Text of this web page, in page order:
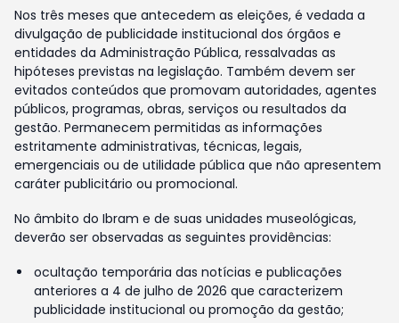
Nos três meses que antecedem as eleições, é vedada a
divulgação de publicidade institucional dos órgãos e
entidades da Administração Pública, ressalvadas as
hipóteses previstas na legislação. Também devem ser
evitados conteúdos que promovam autoridades, agentes
públicos, programas, obras, serviços ou resultados da
gestão. Permanecem permitidas as informações
estritamente administrativas, técnicas, legais,
emergenciais ou de utilidade pública que não apresentem
caráter publicitário ou promocional.
No âmbito do Ibram e de suas unidades museológicas,
deverão ser observadas as seguintes providências:
ocultação temporária das notícias e publicações
anteriores a 4 de julho de 2026 que caracterizem
publicidade institucional ou promoção da gestão;